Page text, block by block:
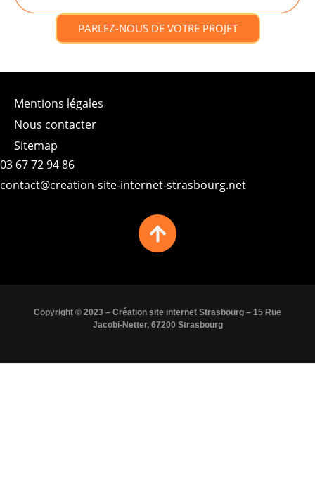
PARLEZ-NOUS DE VOTRE PROJET
Mentions légales
Nous contacter
Sitemap
03 67 72 94 86
contact@creation-site-internet-strasbourg.net
Copyright © 2023 – Création site internet Strasbourg – 15 Rue
Jacobi-Netter, 67200 Strasbourg